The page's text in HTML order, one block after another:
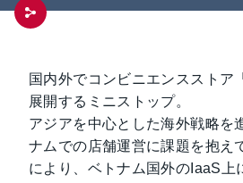
国内外でコンビニエンスストア
展開するミニストップ。
アジアを中心とした海外戦略を
ナムでの店舗運営に課題を抱え
により、ベトナム国外のIaaS上